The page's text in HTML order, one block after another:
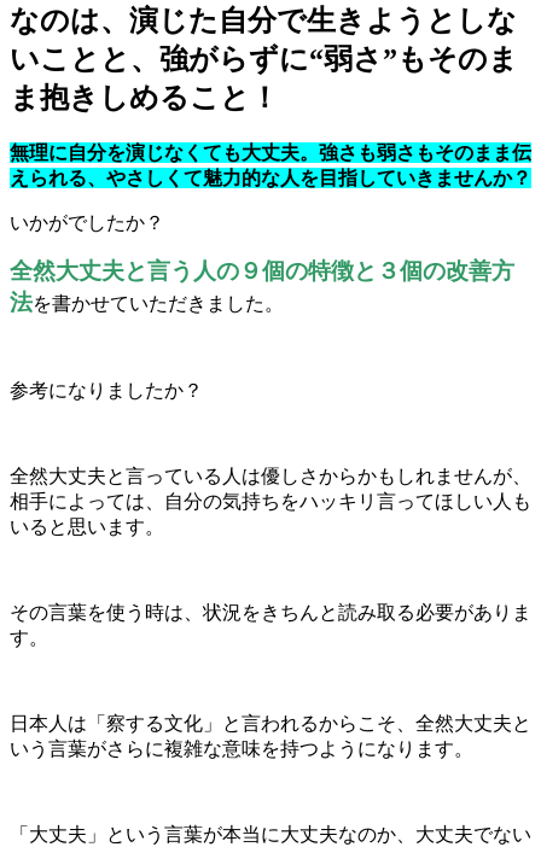
なのは、演じた自分で生きようとしな
いことと、強がらずに“弱さ”もそのま
ま抱きしめること！
無理に自分を演じなくても大丈夫。強さも弱さもそのまま伝
えられる、やさしくて魅力的な人を目指していきませんか？
いかがでしたか？
全然大丈夫と言う人の９個の特徴と３個の改善方
法を書かせていただきました。
参考になりましたか？
全然大丈夫と言っている人は優しさからかもしれませんが、
相手によっては、自分の気持ちをハッキリ言ってほしい人も
いると思います。
その言葉を使う時は、状況をきちんと読み取る必要がありま
す。
日本人は「察する文化」と言われるからこそ、全然大丈夫と
いう言葉がさらに複雑な意味を持つようになります。
「大丈夫」という言葉が本当に大丈夫なのか、大丈夫でない